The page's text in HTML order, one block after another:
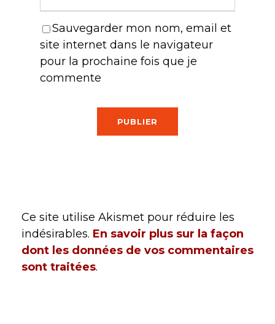
Sauvegarder mon nom, email et
site internet dans le navigateur
pour la prochaine fois que je
commente
Ce site utilise Akismet pour réduire les
indésirables. En savoir plus sur la façon
dont les données de vos commentaires
sont traitées.